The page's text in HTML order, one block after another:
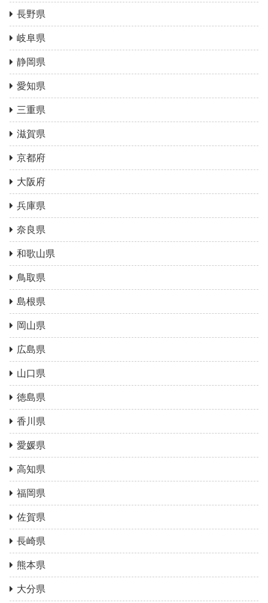
長野県
岐阜県
静岡県
愛知県
三重県
滋賀県
京都府
大阪府
兵庫県
奈良県
和歌山県
鳥取県
島根県
岡山県
広島県
山口県
徳島県
香川県
愛媛県
高知県
福岡県
佐賀県
長崎県
熊本県
大分県